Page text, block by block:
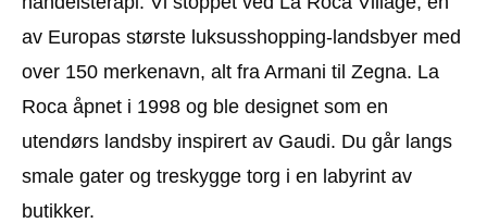
av Europas største luksusshopping-landsbyer med
over 150 merkenavn, alt fra Armani til Zegna. La
Roca åpnet i 1998 og ble designet som en
utendørs landsby inspirert av Gaudi. Du går langs
smale gater og treskygge torg i en labyrint av
butikker.